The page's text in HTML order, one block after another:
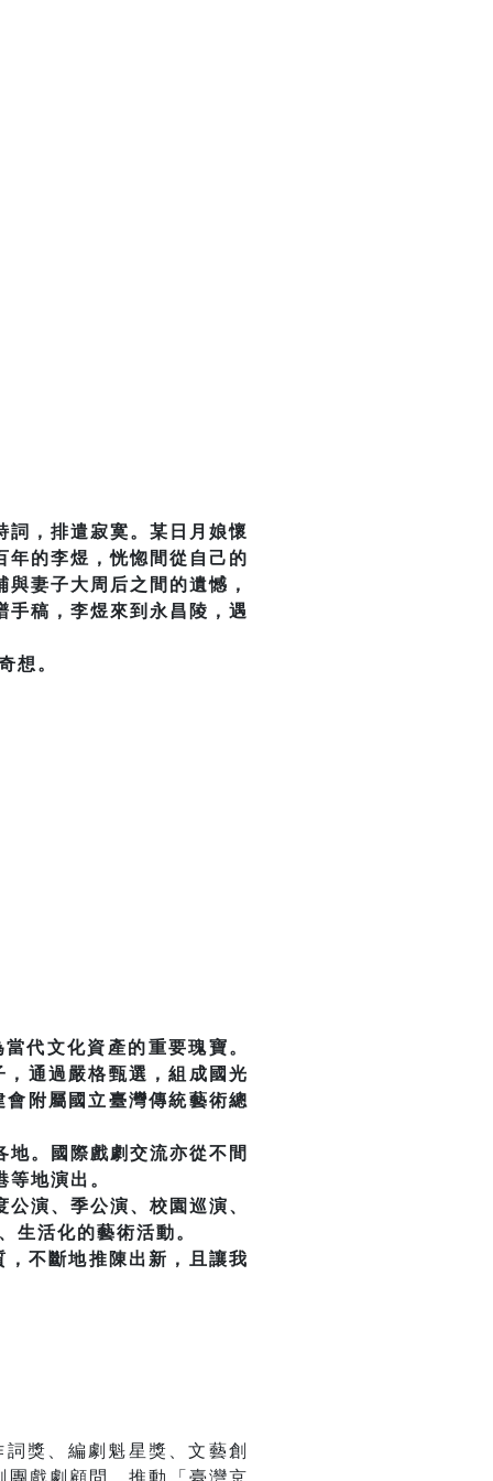
詞，排遣寂寞。某日月娘懷
年的李煜，恍惚間從自己的
妻子大周后之間的遺憾，
稿，李煜來到永昌陵，遇
想。
代文化資產的重要瑰寶。
通過嚴格甄選，組成國光
附屬國立臺灣傳統藝術總
。國際戲劇交流亦從不間
地演出。
演、季公演、校園巡演、
生活化的藝術活動。
不斷地推陳出新，且讓我
獎、編劇魁星獎、文藝創